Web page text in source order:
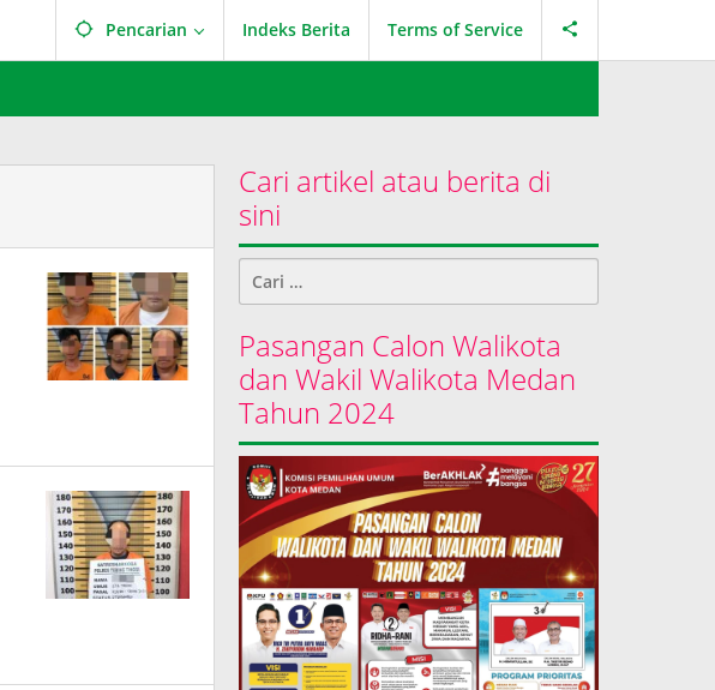
Pencarian Indeks Berita Terms of Service
Cari artikel atau berita di
sini
Cari
untuk:
Pasangan Calon Walikota
dan Wakil Walikota Medan
Tahun 2024